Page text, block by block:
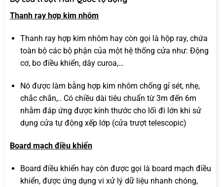
Thanh ray hợp kim nhôm
Thanh ray hợp kim nhôm hay còn gọi là hộp ray, chứa
toàn bộ các bộ phận của một hệ thống cửa như: Động
cơ, bo điều khiển, dây curoa,…
Nó được làm bằng hợp kim nhôm chống gỉ sét, nhẹ,
chắc chắn,.. Có chiều dài tiêu chuẩn từ 3m đến 6m
nhằm đáp ứng được kính thước cho lối đi lớn khi sử
dụng cửa tự động xếp lớp (cửa trượt telescopic)
Board mạch điều khiển
Board điều khiển hay còn được gọi là board mạch điều
khiển, được ứng dụng vi xử lý dữ liệu nhanh chóng,